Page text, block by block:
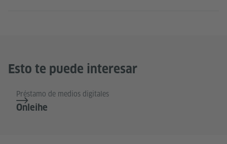
Esto te puede interesar
Préstamo de medios digitales
Onleihe